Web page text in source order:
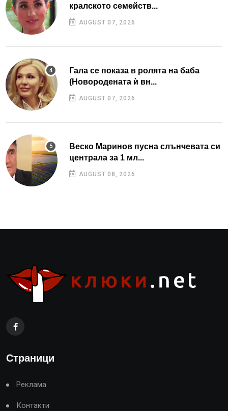
кралското семейств...
AUGUST 07, 2026
Гала се показа в ролята на баба
(Новородената ѝ вн...
AUGUST 07, 2026
Веско Маринов пусна слънчевата си
централа за 1 мл...
AUGUST 08, 2026
Страници
Реклама
Контакти